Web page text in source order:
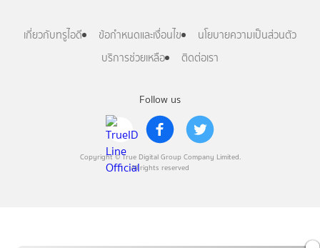
Follow us
Copyright © True Digital Group Company Limited.
All rights reserved
เกี่ยวกับทรูไอดี ข้อกำหนดและเงื่อนไข
นโยบายความเป็นส่วนตัว
บริการช่วยเหลือ
ติดต่อเรา